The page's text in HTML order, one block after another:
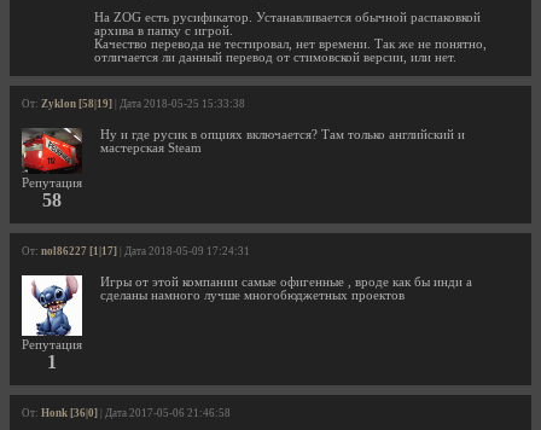
На ZOG есть русификатор. Устанавливается обычной распаковкой
архива в папку с игрой.
Качество перевода не тестировал, нет времени. Так же не понятно,
отличается ли данный перевод от стимовской версии, или нет.
От: Zyklon [58|19] | Дата 2018-05-25 15:33:38
Репутация
58
Ну и где русик в опциях включается? Там только английский и
мастерская Steam
От: nol86227 [1|17] | Дата 2018-05-09 17:24:31
Репутация
1
Игры от этой компании самые офигенные , вроде как бы инди а
сделаны намного лучше многобюджетных проектов
От: Honk [36|0] | Дата 2017-05-06 21:46:58